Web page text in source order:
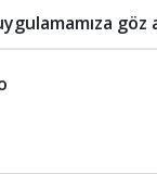
İstanbul,
Halil